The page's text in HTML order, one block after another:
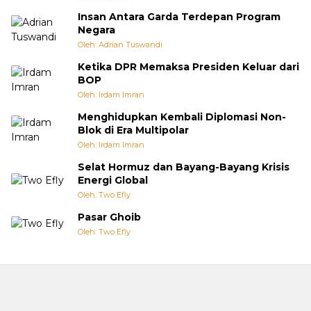
Insan Antara Garda Terdepan Program
Negara
Oleh: Adrian Tuswandi
Ketika DPR Memaksa Presiden Keluar dari
BOP
Oleh: Irdam Imran
Menghidupkan Kembali Diplomasi Non-
Blok di Era Multipolar
Oleh: Irdam Imran
Selat Hormuz dan Bayang-Bayang Krisis
Energi Global
Oleh: Two Efly
Pasar Ghoib
Oleh: Two Efly